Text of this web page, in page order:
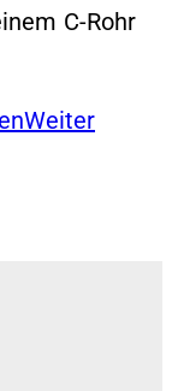
C-Rohr
Weiter